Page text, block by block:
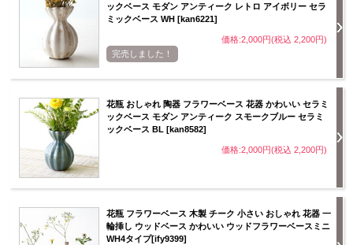
ックベース モダン アンティーク レトロ アイボリー セラ
ミックベース WH [kan6221]
価格:2,000円(税込 2,200円)
完売しました！
花瓶 おしゃれ 陶器 フラワーベース 花器 かわいい セラミ
ックベース モダン アンティーク スモークブルー セラミ
ックベース BL [kan8582]
価格:2,000円(税込 2,200円)
花瓶 フラワーベース 木製 チーク 小さい おしゃれ 花器 一
輪挿し ウッドベース かわいい ウッドフラワーベースミニ
WH4タイプ[ify9399]